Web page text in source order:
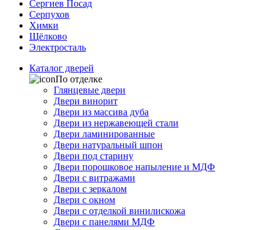
Сергиев Посад
Серпухов
Химки
Щёлково
Электросталь
Каталог дверей
По отделке
Глянцевые двери
Двери винорит
Двери из массива дуба
Двери из нержавеющей стали
Двери ламинированные
Двери натуральный шпон
Двери под старину
Двери порошковое напыление и МДФ
Двери с витражами
Двери с зеркалом
Двери с окном
Двери с отделкой винилискожа
Двери с панелями МДФ